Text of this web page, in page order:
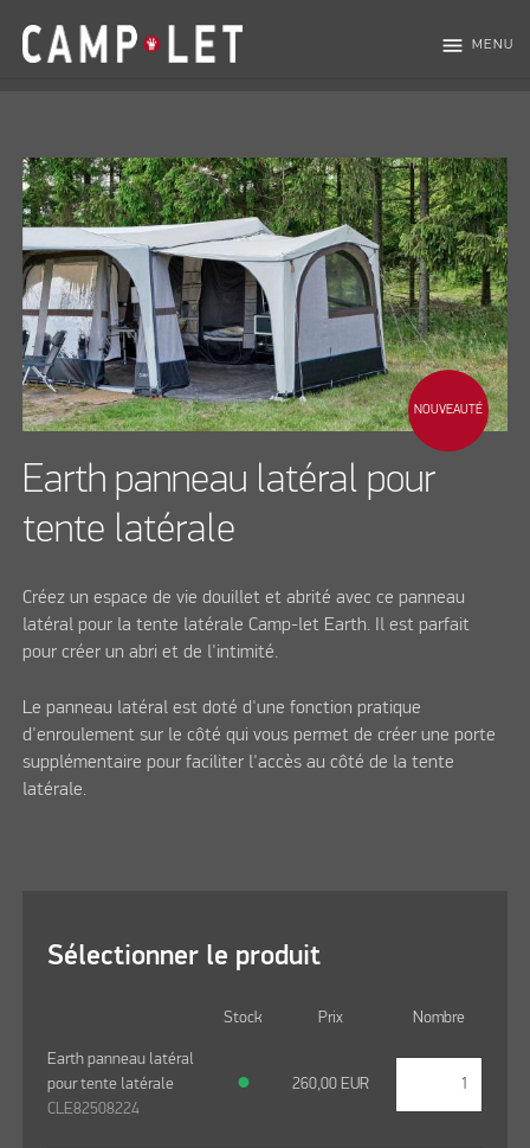
menu MENU
NOUVEAUTÉ
Earth panneau latéral pour
tente latérale
Créez un espace de vie douillet et abrité avec ce panneau
latéral pour la tente latérale Camp-let Earth. Il est parfait
pour créer un abri et de l'intimité.
Le panneau latéral est doté d'une fonction pratique
d'enroulement sur le côté qui vous permet de créer une porte
supplémentaire pour faciliter l'accès au côté de la tente
latérale.
Sélectionner le produit
Stock Prix Nombre
Earth panneau latéral
pour tente latérale
CLE82508224
● 260,00 EUR